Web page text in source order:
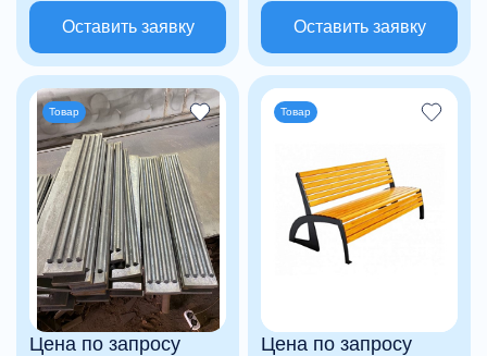
галтованная клевер
Оставить заявку
Оставить заявку
Товар
Цена по запросу
Товар
Цена по запросу